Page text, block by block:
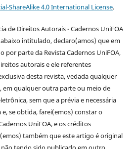
ShareAlike 4.0 International License.
de Direitos Autorais - Cadernos UniFOA
intitulado, declaro(amos) que em
por parte da Revista Cadernos UniFOA,
autorais e ele referentes
desta revista, vedada qualquer
em qualquer outra parte ou meio de
sem que a prévia e necessária
se obtida, farei(emos) constar o
UniFOA, e os créditos
também que este artigo é original